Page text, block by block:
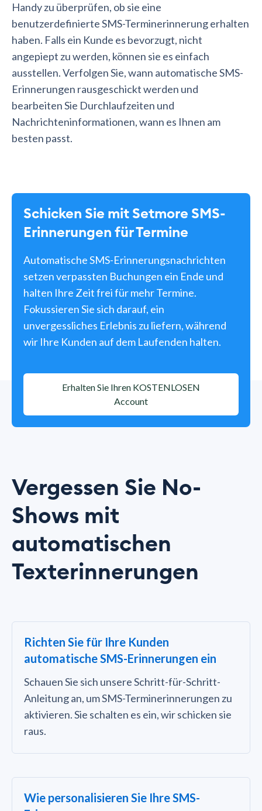
Handy zu überprüfen, ob sie eine
benutzerdefinierte SMS-Terminerinnerung erhalten
haben. Falls ein Kunde es bevorzugt, nicht
angepiept zu werden, können sie es einfach
ausstellen. Verfolgen Sie, wann automatische SMS-
Erinnerungen rausgeschickt werden und
bearbeiten Sie Durchlaufzeiten und
Nachrichteninformationen, wann es Ihnen am
besten passt.
Schicken Sie mit Setmore SMS-
Erinnerungen für Termine
Automatische SMS-Erinnerungsnachrichten
setzen verpassten Buchungen ein Ende und
halten Ihre Zeit frei für mehr Termine.
Fokussieren Sie sich darauf, ein
unvergessliches Erlebnis zu liefern, während
wir Ihre Kunden auf dem Laufenden halten.
Erhalten Sie Ihren KOSTENLOSEN
Account
Vergessen Sie No-
Shows mit
automatischen
Texterinnerungen
Richten Sie für Ihre Kunden
automatische SMS-Erinnerungen ein
Schauen Sie sich unsere Schritt-für-Schritt-
Anleitung an, um SMS-Terminerinnerungen zu
aktivieren. Sie schalten es ein, wir schicken sie
raus.
Wie personalisieren Sie Ihre SMS-